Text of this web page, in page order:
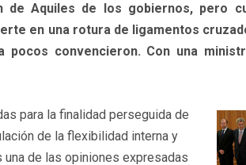
de Aquiles de los gobiernos, pero
en una rotura de ligamentos
convencieron. Con una
para la finalidad perseguida de
de la flexibilidad interna y
de las opiniones expresadas